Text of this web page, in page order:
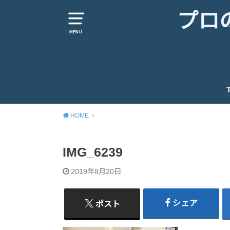
MENU プロ
HOME
IMG_6239
2019年8月20日
ポスト シェア